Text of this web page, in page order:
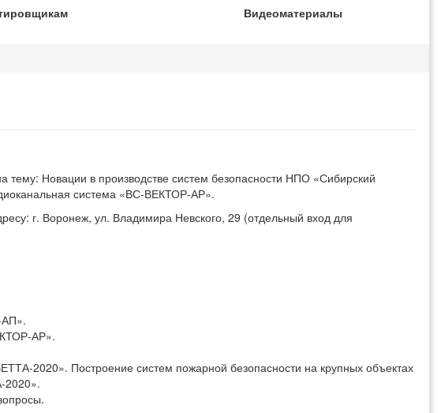
Видеоматериалы
Новации в производстве систем безопасности НПО «Сибирский
система «ВС-ВЕКТОР-АР».
г. Воронеж, ул. Владимира Невского, 29 (отдельный вход для
АР».
2020». Построение систем пожарной безопасности на крупных объектах
2020».